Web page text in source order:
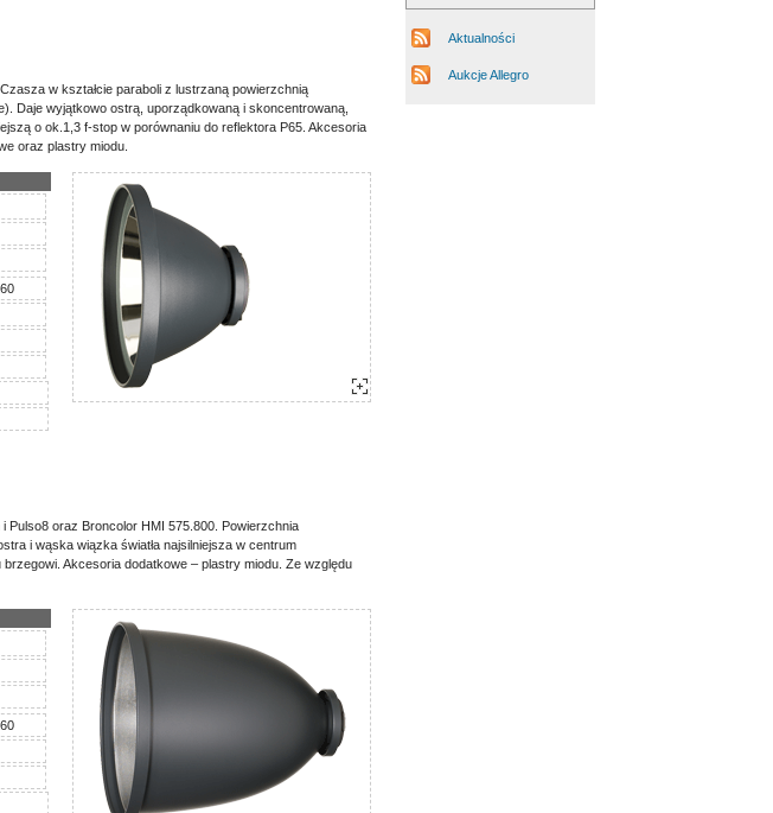
w kształcie paraboli z lustrzaną powierzchnią
Daje wyjątkowo ostrą, uporządkowaną i skoncentrowaną,
o ok.1,3 f-stop w porównaniu do reflektora P65. Akcesoria
oraz plastry miodu.
Pulso8 oraz Broncolor HMI 575.800. Powierzchnia
i wąska wiązka światła najsilniejsza w centrum
Akcesoria dodatkowe – plastry miodu. Ze względu
Aktualności
Aukcje Allegro